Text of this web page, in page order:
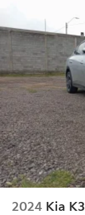
2024 Kia K3